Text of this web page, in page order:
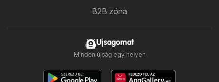
B2B zóna
Ujsagomat
Minden újság egy helyen